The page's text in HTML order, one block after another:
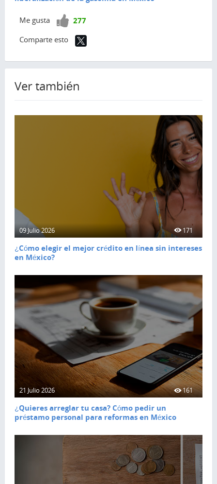
Me gusta
¡Vota277
Comparte esto
Ver también
09 Julio 2026 171
¿Cómo elegir el mejor crédito en línea sin intereses
en México?
21 Julio 2026 161
¿Quieres arreglar tu casa? Cómo pedir un
préstamo personal para reformas en México